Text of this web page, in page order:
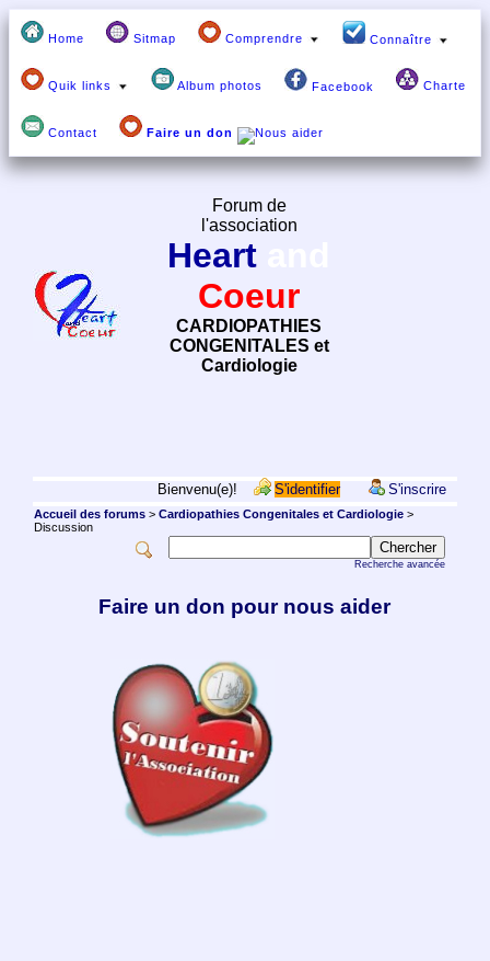
Home Sitmap Comprendre Connaître
Quik links Album photos Facebook Charte
Contact Faire un don
Forum de
l'association
Heart
Coeur
CARDIOPATHIES
CONGENITALES et
Cardiologie
Bienvenu(e)! S'identifier S'inscrire
Accueil des forums> Cardiopathies Congenitales et Cardiologie>
Discussion
Recherche avancée
Faire un don pour nous aider